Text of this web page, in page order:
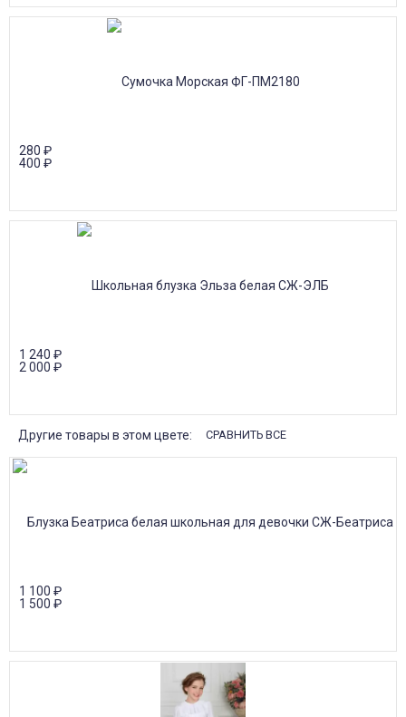
280 ₽
400 ₽
1 240 ₽
2 000 ₽
Другие товары в этом цвете: СРАВНИТЬ ВСЕ
1 100 ₽
1 500 ₽